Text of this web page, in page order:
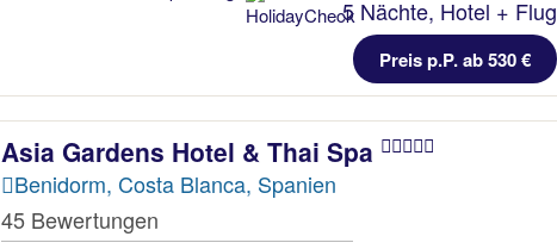
5 Nächte, Hotel + Flug
Preis p.P. ab 530 €
Asia Gardens Hotel & Thai Spa
Benidorm, Costa Blanca, Spanien
45 Bewertungen